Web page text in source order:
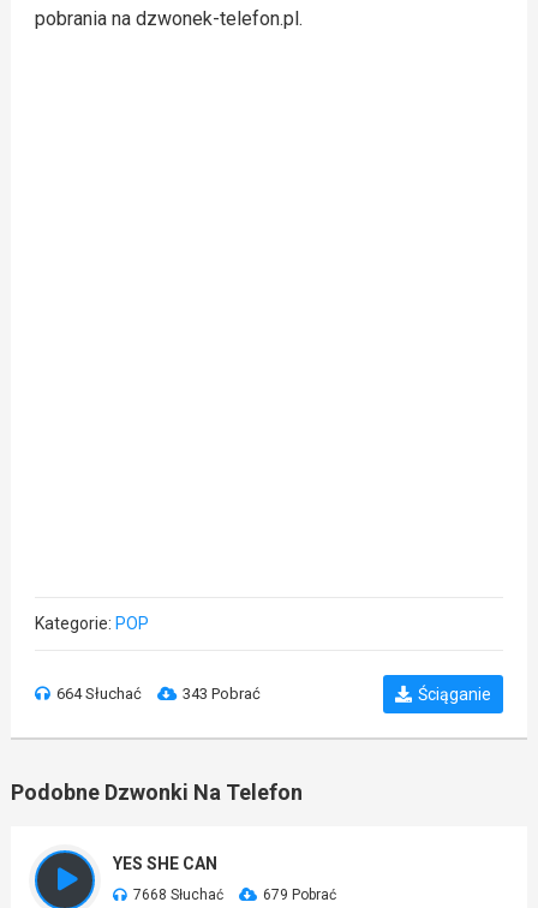
pobrania na dzwonek-telefon.pl.
Kategorie: POP
664 Słuchać 343 Pobrać Ściąganie
Podobne Dzwonki Na Telefon
YES SHE CAN
7668 Słuchać 679 Pobrać